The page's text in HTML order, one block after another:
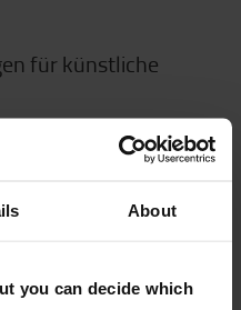
About
you can decide which
für künstliche
“-Programms
identifiziert, um
für
und